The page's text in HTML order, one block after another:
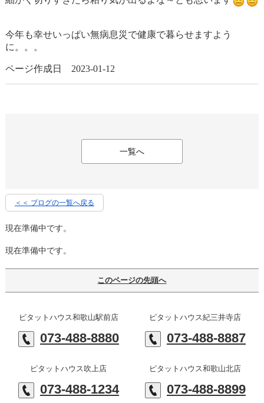
今年も幸せいっぱい無病息災で健康で暮らせますよう
に。。。
ページ作成日 2023-01-12
一覧へ
＜＜ ブログの一覧へ戻る
現在準備中です。
現在準備中です。
このページの先頭へ
ピタットハウス和歌山駅前店
073-488-8880
ピタットハウス紀三井寺店
073-488-8887
ピタットハウス吹上店
073-488-1234
ピタットハウス和歌山北店
073-488-8899